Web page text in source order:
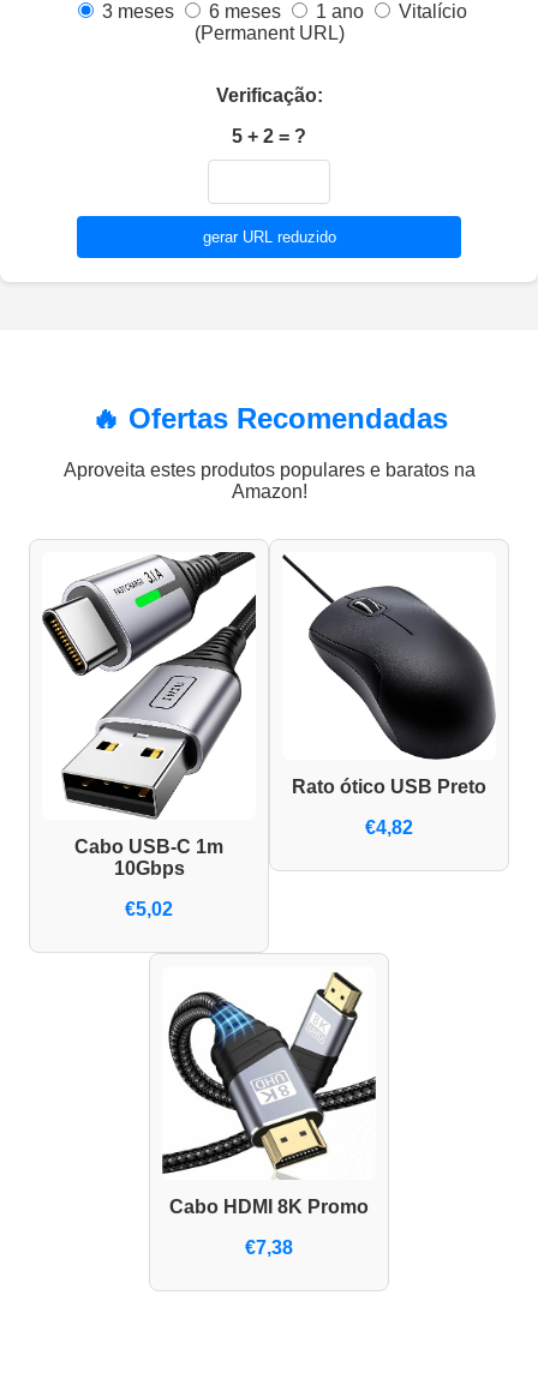
3 meses 6 meses 1 ano
Vitalício
(Permanent URL)
Verificação:
5 + 2 = ?
gerar URL reduzido
🔥 Ofertas Recomendadas
Aproveita estes produtos populares e baratos na
Amazon!
Cabo USB-C 1m
10Gbps
€5,02
Rato ótico USB Preto
€4,82
Cabo HDMI 8K Promo
€7,38